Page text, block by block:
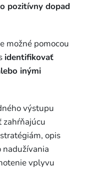
pozitívny dopad
možné pomocou
identifikovať
inými
výstupu
zahŕňajúcu
opis
vplyvu